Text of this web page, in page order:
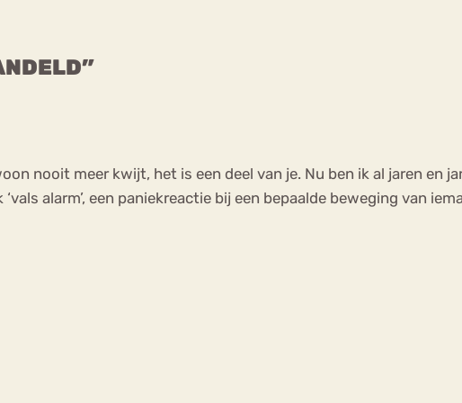
nooit meer kwijt, het is een deel van je. Nu ben ik al jaren en
alarm’, een paniekreactie bij een bepaalde beweging van